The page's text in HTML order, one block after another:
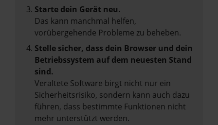
Starte dein Gerät neu.
Das kann manchmal helfen,
vorübergehende Probleme zu beheben.
Stelle sicher, dass dein Browser und dein
Betriebssystem auf dem neuesten Stand
sind.
Veraltete Software birgt nicht nur ein
Sicherheitsrisiko, sondern kann auch dazu
führen, dass bestimmte Funktionen nicht
mehr unterstützt werden.